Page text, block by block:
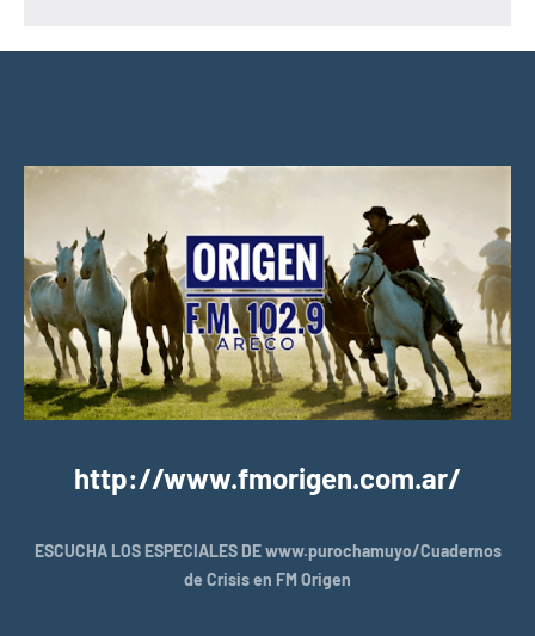
http://www.fmorigen.com.ar/
ESCUCHA LOS ESPECIALES DE www.purochamuyo/Cuadernos
de Crisis en FM Origen